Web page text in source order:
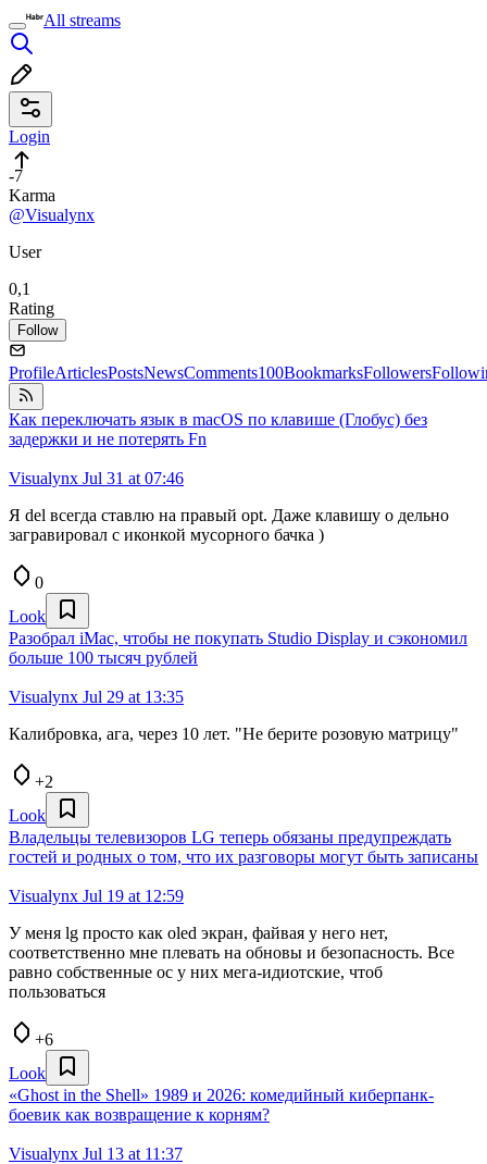
All streams
Login
-7
Karma
@Visualynx
User
0,1
Rating
Follow
ProfileArticlesPostsNewsComments100BookmarksFollowers
Как переключать язык в macOS по клавише (Глобус) без
задержки и не потерять Fn
Visualynx Jul 31 at 07:46
Я del всегда ставлю на правый opt. Даже клавишу о дельно
загравировал с иконкой мусорного бачка )
0
Look
Разобрал iMac, чтобы не покупать Studio Display и сэкономил
больше 100 тысяч рублей
Visualynx Jul 29 at 13:35
Калибровка, ага, через 10 лет. "Не берите розовую матрицу"
+2
Look
Владельцы телевизоров LG теперь обязаны предупреждать
гостей и родных о том, что их разговоры могут быть записаны
Visualynx Jul 19 at 12:59
У меня lg просто как oled экран, файвая у него нет,
соответственно мне плевать на обновы и безопасность. Все
равно собственные ос у них мега-идиотские, чтоб
пользоваться
+6
Look
«Ghost in the Shell» 1989 и 2026: комедийный киберпанк-
боевик как возвращение к корням?
Visualynx Jul 13 at 11:37